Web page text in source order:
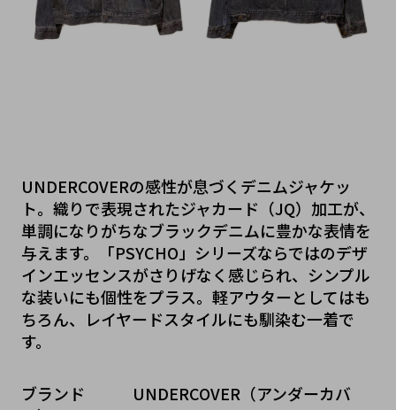
UNDERCOVERの感性が息づくデニムジャケッ
ト。織りで表現されたジャカード（JQ）加工が、
単調になりがちなブラックデニムに豊かな表情を
与えます。「PSYCHO」シリーズならではのデザ
インエッセンスがさりげなく感じられ、シンプル
な装いにも個性をプラス。軽アウターとしてはも
ちろん、レイヤードスタイルにも馴染む一着で
す。
ブランド   UNDERCOVER（アンダーカバ